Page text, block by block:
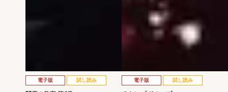
電子版 試し読み 電子版 試し読み